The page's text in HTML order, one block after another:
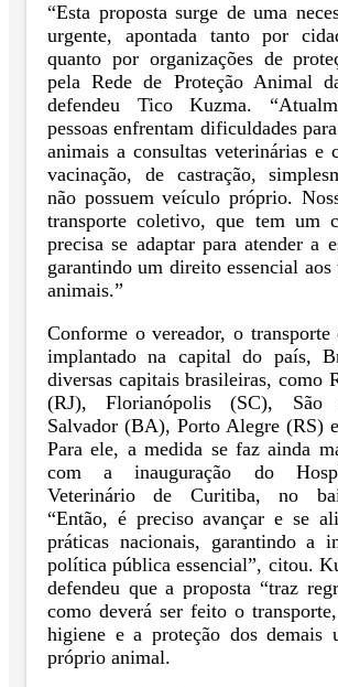
“Esta proposta surge de uma
urgente, apontada tanto por
quanto por organizações de
pela Rede de Proteção Animal
defendeu Tico Kuzma.
pessoas enfrentam dificuldades
animais a consultas veterinárias e
vacinação, de castração,
não possuem veículo próprio.
transporte coletivo, que tem um
precisa se adaptar para atender a
garantindo um direito essencial aos
animais.”
Conforme o vereador, o transporte
implantado na capital do país,
diversas capitais brasileiras, como
(RJ), Florianópolis (SC), São
Salvador (BA), Porto Alegre (RS)
Para ele, a medida se faz ainda
com a inauguração do
Veterinário de Curitiba, no
“Então, é preciso avançar e se
práticas nacionais, garantindo a
política pública essencial”, citou.
defendeu que a proposta “traz
como deverá ser feito o
higiene e a proteção dos demais
próprio animal.